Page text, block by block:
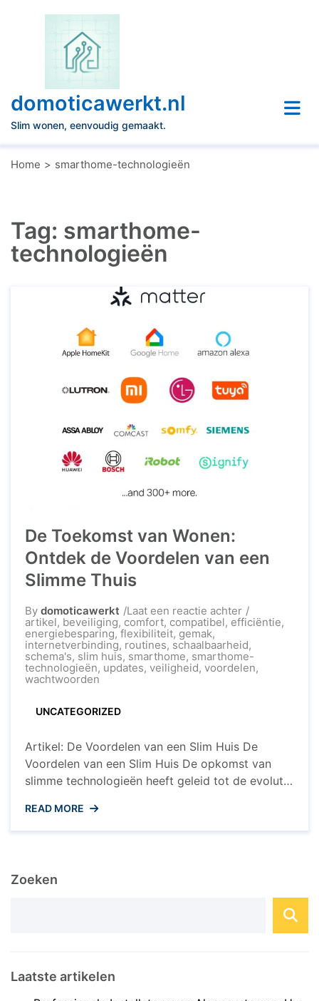
domoticawerkt.nl
Slim wonen, eenvoudig gemaakt.
Home smarthome-technologieën
Tag: smarthome-
technologieën
De Toekomst van Wonen:
Ontdek de Voordelen van een
Slimme Thuis
By domoticawerkt Laat een reactie achterop
De
Toekomst
van
Wonen:
Ontdek
artikel, beveiliging, comfort, compatibel, efficiëntie,
energiebesparing, flexibiliteit, gemak,
internetverbinding, routines, schaalbaarheid,
schema's, slim huis, smarthome, smarthome-
technologieën, updates, veiligheid, voordelen,
wachtwoorden
UNCATEGORIZED
Artikel: De Voordelen van een Slim Huis De
Voordelen van een Slim Huis De opkomst van
slimme technologieën heeft geleid tot de evolutie
wel bekend als smarthomes. Een smarthome is
een woning die is uitgerust met geavanceerde
READ MORE
Zoeken
Laatste artikelen